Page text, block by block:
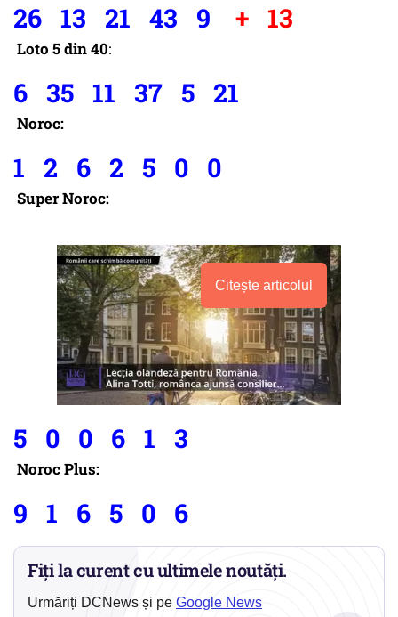
26 13 21 43 9 + 13
Loto 5 din 40:
6 35 11 37 5 21
Noroc:
1 2 6 2 5 0 0
Super Noroc:
Citește articolul
5 0 0 6 1 3
Noroc Plus:
9 1 6 5 0 6
Fiți la curent cu ultimele noutăți.
Urmăriți DCNews și pe Google News